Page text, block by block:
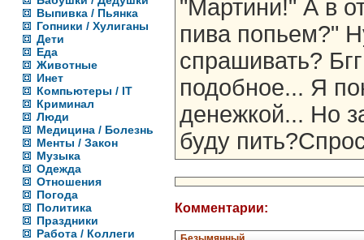
Выпивка / Пьянка
Гопники / Хулиганы
Дети
Еда
Животные
Инет
Компьютеры / IT
Криминал
Люди
Медицина / Болезнь
Менты / Закон
Музыка
Одежда
Отношения
Погода
Политика
Праздники
Работа / Коллеги
"Мартини!" А в
пива попьем?"
спрашивать?
подобное... Я
денежкой... Но
буду
Комментарии: